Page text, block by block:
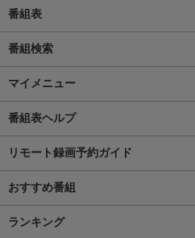
番組表
番組検索
マイメニュー
番組表ヘルプ
リモート録画予約ガイド
おすすめ番組
ランキング